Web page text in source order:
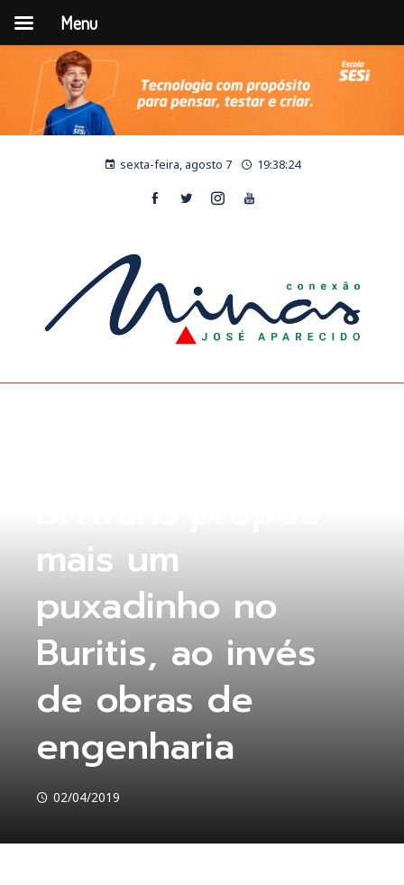
sexta-feira, agosto 7 19:38:24
mais um
puxadinho no
Buritis, ao invés
de obras de
engenharia
02/04/2019
Menu